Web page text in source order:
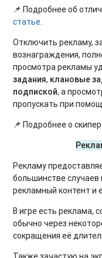
📌 Подробнее об
статье.
Отключить рекламу,
вознаграждения,
просмотра рекламы
задания, клановые
подпиской, а
пропускать при
📌 Подробнее о
Рекламу
большинстве
рекламный контент и
В игре есть реклама,
обычно через
сокращения её